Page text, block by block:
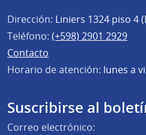
Dirección: Liniers 1324 piso 4
Teléfono: (+598) 2901 2929
Contacto
Horario de atención: lunes a
Suscribirse al
Correo electrónico: